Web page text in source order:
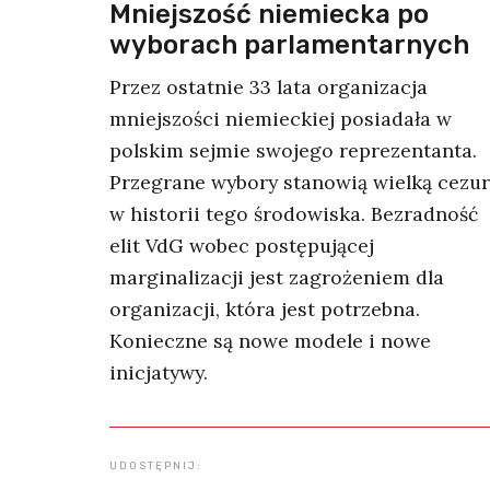
Mniejszość niemiecka po
wyborach parlamentarnych
Przez ostatnie 33 lata organizacja
mniejszości niemieckiej posiadała w
polskim sejmie swojego reprezentanta.
Przegrane wybory stanowią wielką
w historii tego środowiska. Bezradność
elit VdG wobec postępującej
marginalizacji jest zagrożeniem dla
organizacji, która jest potrzebna.
Konieczne są nowe modele i nowe
inicjatywy.
UDOSTĘPNIJ: